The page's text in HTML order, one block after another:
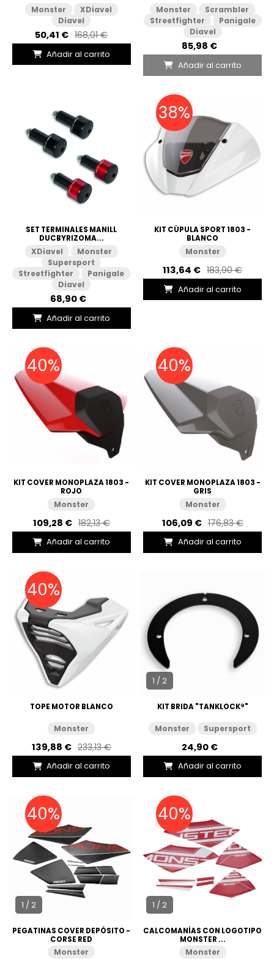
Monster
XDiavel
Diavel
50,41 € 168,01 €
Añadir al carrito
Monster
Scrambler
Streetfighter
Panigale
Diavel
85,98 €
Añadir al carrito
SET TERMINALES MANILL
DUCBYRIZOMA...
XDiavel
Monster
Supersport
Streetfighter
Panigale
Diavel
68,90 €
Añadir al carrito
KIT CÚPULA SPORT 1803 -
BLANCO
Monster
113,64 € 183,90 €
Añadir al carrito
38%
KIT COVER MONOPLAZA 1803 -
ROJO
Monster
109,28 € 182,13 €
Añadir al carrito
40%
KIT COVER MONOPLAZA 1803 -
GRIS
Monster
106,09 € 176,83 €
Añadir al carrito
40%
TOPE MOTOR BLANCO
Monster
139,88 € 233,13 €
Añadir al carrito
40%
1 / 2
KIT BRIDA "TANKLOCK®"
Monster Supersport
24,90 €
Añadir al carrito
1 / 2
PEGATINAS COVER DEPÓSITO -
CORSE RED
Monster
40%
1 / 2
CALCOMANÍAS CON LOGOTIPO
MONSTER ...
Monster
40%